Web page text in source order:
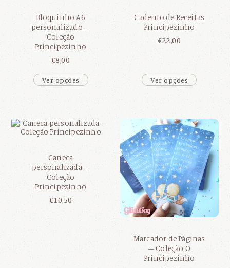
Bloquinho A6
personalizado –
Coleção
Principezinho
€8,00
Ver opções
Caderno de Receitas
Principezinho
€22,00
Ver opções
Caneca
personalizada –
Coleção
Principezinho
€10,50
Marcador de Páginas
– Coleção O
Principezinho